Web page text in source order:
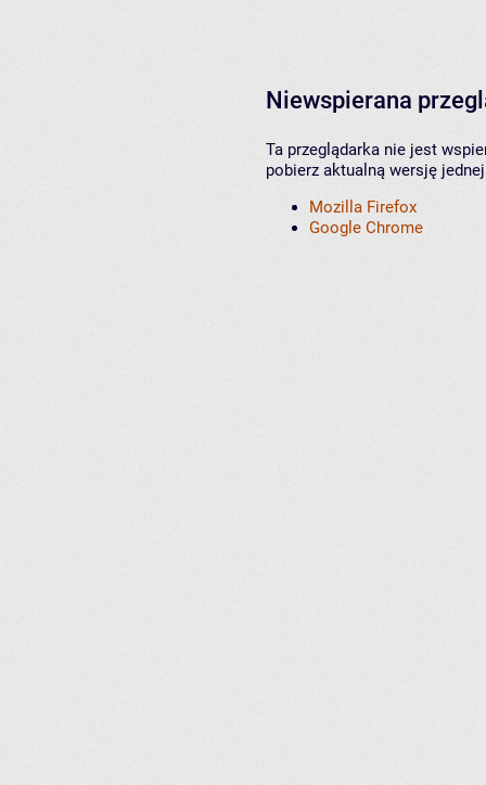
Niewspierana
Ta przeglądarka nie jest
pobierz aktualną wersję
Mozilla Firefox
Google Chrome